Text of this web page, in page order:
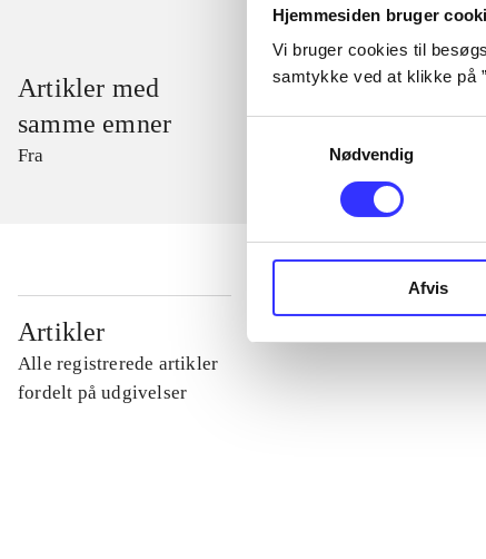
Hjemmesiden bruger
Vi bruger cookies til
samtykke ved at klikke på
Nødvendig
Afvis
Artikler med
samme emner
Fra
Artikler
Alle registrerede artikler
fordelt på udgivelser
...